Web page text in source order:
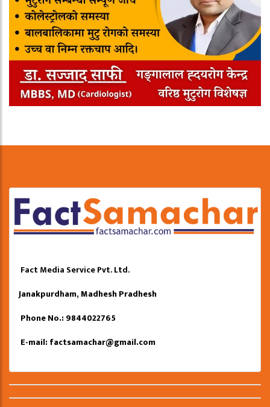
Fact Media Service Pvt. Ltd.
Janakpurdham, Madhesh Pradhesh
Phone No.: 9844022765
E-mail: factsamachar@gmail.com